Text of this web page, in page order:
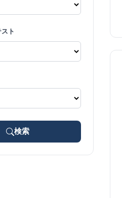
ト
検索